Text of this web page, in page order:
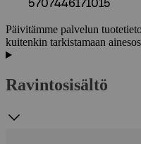
5707446171015
Päivitämme palvelun
kuitenkin tarkistamaan
Ravintosisältö